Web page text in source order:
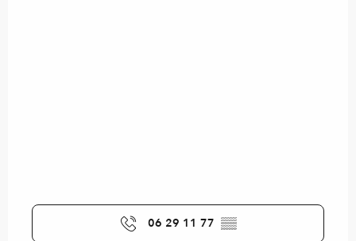
06 29 11 77 ▒▒